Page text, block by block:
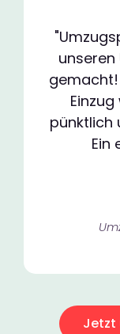
pünktlich
Ein
Jetzt